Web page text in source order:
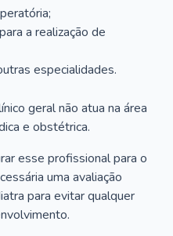
a realização de
especialidades.
geral não atua na área
e obstétrica.
esse profissional para o
uma avaliação
para evitar qualquer